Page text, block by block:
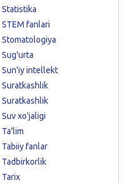
Statistika
STEM fanlari
Stomatologiya
Sug'urta
Sun'iy intellekt
Suratkashlik
Suratkashlik
Suv xo'jaligi
Ta'lim
Tabiiy fanlar
Tadbirkorlik
Tarix